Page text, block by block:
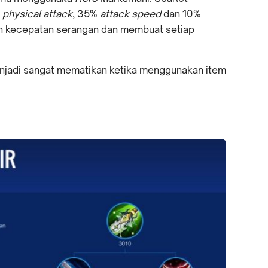
physical attack, 35% attack speeddan 10%
kecepatan serangan dan membuat setiap
sangat mematikan ketika menggunakan item